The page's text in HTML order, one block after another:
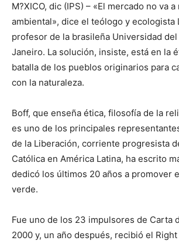
M?XICO, dic (IPS) – «El mercado no va
ambiental», dice el teólogo y ecologista
profesor de la brasileña Universidad del
Janeiro. La solución, insiste, está en la
batalla de los pueblos originarios para
con la naturaleza.
Boff, que enseña ética, filosofía de la
es uno de los principales
de la Liberación, corriente progresista
Católica en América Latina, ha escrito
dedicó los últimos 20 años a promover
verde.
Fue uno de los 23 impulsores de Carta
2000 y, un año después, recibió el